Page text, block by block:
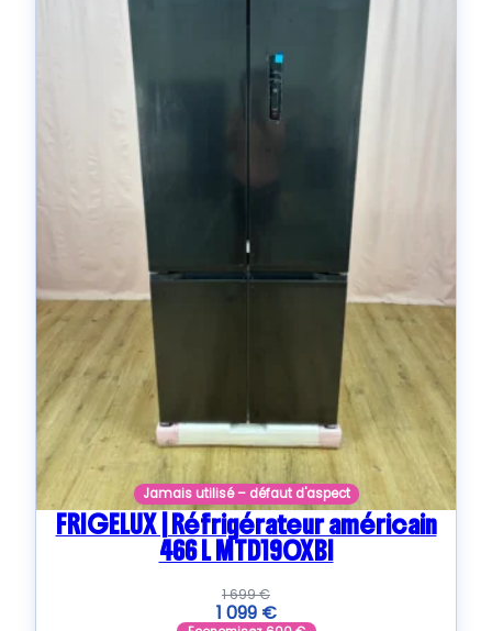
Jamais utilisé – défaut d'aspect
FRIGELUX | Réfrigérateur américain
466 L MTD190XBI
1 699€
1 099 €